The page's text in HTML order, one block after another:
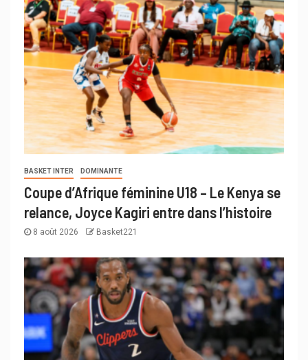
BASKET INTER DOMINANTE
Coupe d’Afrique féminine U18 – Le Kenya se
relance, Joyce Kagiri entre dans l’histoire
8 août 2026 Basket221